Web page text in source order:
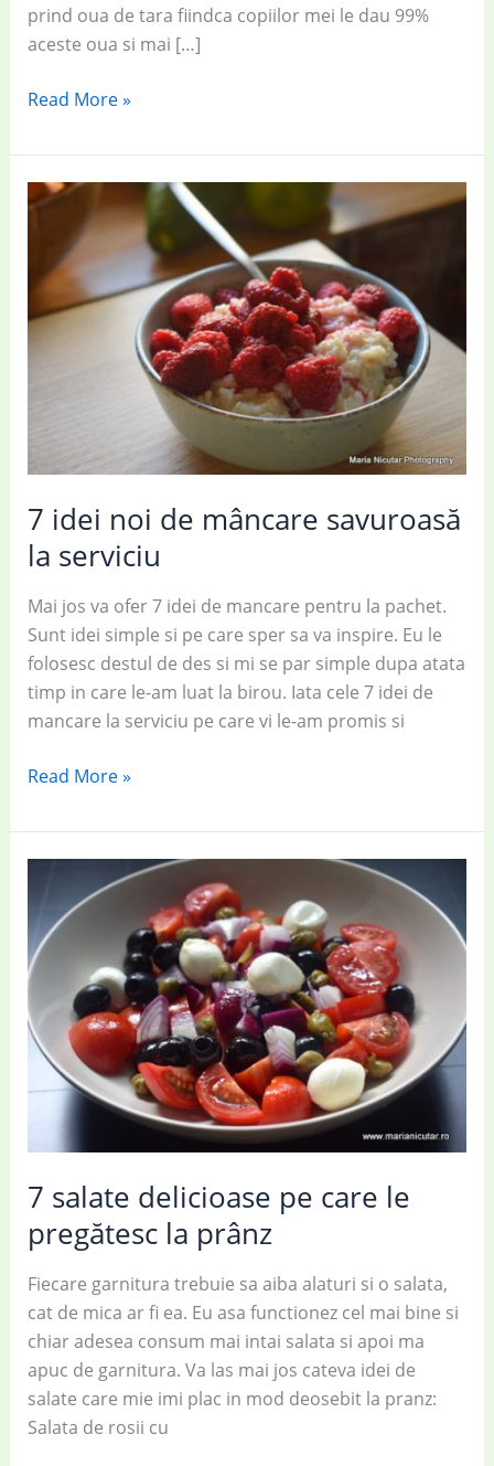
prind oua de tara fiindca copiilor mei le dau 99%
aceste oua si mai […]
Omletă
și
rapidă,
cu
dovlecei
măsline
Read More »
7 idei noi de mâncare savuroasă
la serviciu
Mai jos va ofer 7 idei de mancare pentru la pachet.
Sunt idei simple si pe care sper sa va inspire. Eu le
folosesc destul de des si mi se par simple dupa atata
timp in care le-am luat la birou. Iata cele 7 idei de
mancare la serviciu pe care vi le-am promis si
7
noi
de
mâncare
savuroasă
la
serviciu
Read More »
7 salate delicioase pe care le
pregătesc la prânz
Fiecare garnitura trebuie sa aiba alaturi si o salata,
cat de mica ar fi ea. Eu asa functionez cel mai bine si
chiar adesea consum mai intai salata si apoi ma
apuc de garnitura. Va las mai jos cateva idei de
salate care mie imi plac in mod deosebit la pranz:
Salata de rosii cu